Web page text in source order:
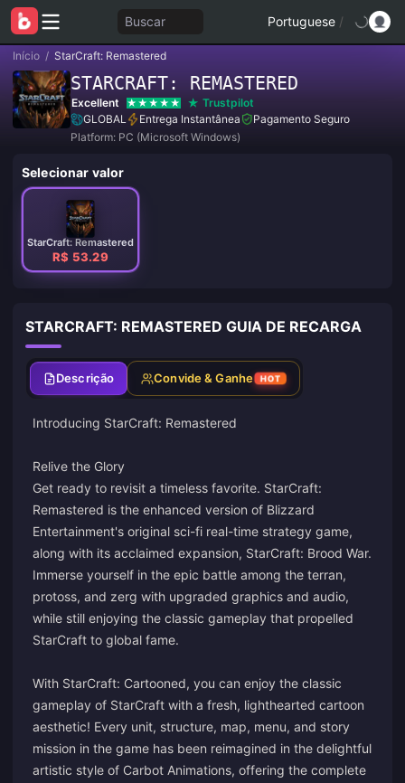
Buscar Portuguese /
Início / StarCraft: Remastered
STARCRAFT: REMASTERED
Excellent
Trustpilot
GLOBAL
Entrega Instantânea
Pagamento Seguro
Platform: PC (Microsoft Windows)
Selecionar valor
StarCraft: Remastered
R$ 53.29
STARCRAFT: REMASTERED GUIA DE RECARGA
Descrição Convide & Ganhe HOT
Introducing StarCraft: Remastered
Relive the Glory
Get ready to revisit a timeless favorite. StarCraft:
Remastered is the enhanced version of Blizzard
Entertainment's original sci-fi real-time strategy game,
along with its acclaimed expansion, StarCraft: Brood War.
Immerse yourself in the epic battle among the terran,
protoss, and zerg with upgraded graphics and audio,
while still enjoying the classic gameplay that propelled
StarCraft to global fame.
With StarCraft: Cartooned, you can enjoy the classic
gameplay of StarCraft with a fresh, lighthearted cartoon
aesthetic! Every unit, structure, map, menu, and story
mission in the game has been reimagined in the delightful
artistic style of Carbot Animations, offering the complete